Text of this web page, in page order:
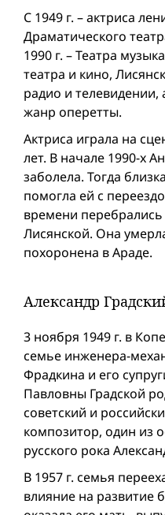
С 1949 г. – актриса
Драматического
1990 г. – Театра
театра и кино,
радио и телевидении,
жанр оперетты.
Актриса играла на
лет. В начале 1990-х
заболела. Тогда
помогла ей с
времени перебрались
Лисянской. Она
похоронена в Араде.
Александр
3 ноября 1949 г. в
семье инженера-
Фрадкина и его
Павловны Градской
советский и
композитор, один из
русского рока
В 1957 г. семья
влияние на развитие